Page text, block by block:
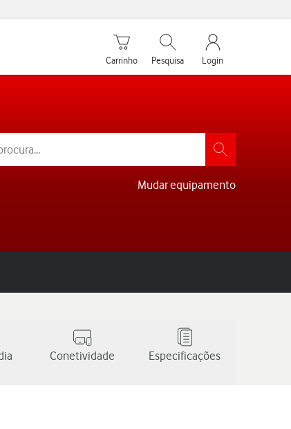
Carrinho de compras
Carrinho
Pesquisar
Pesquisa
My Vodafone
Login
Mudar equipamento
Conetividade Especificações